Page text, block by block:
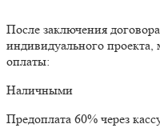
После заключения
индивидуального
оплаты:
Наличными
Предоплата 60% через